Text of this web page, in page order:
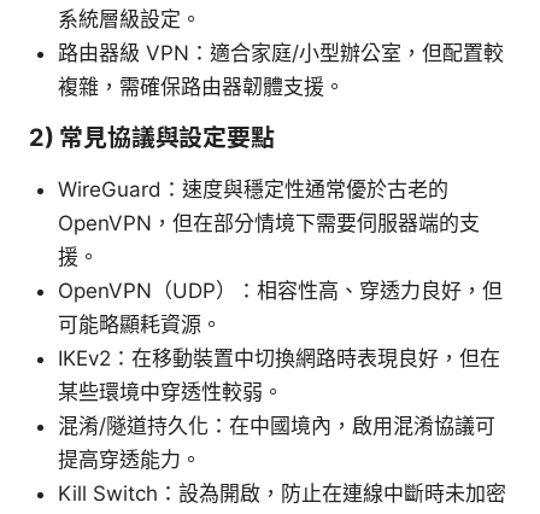
系統層級設定。
路由器級 VPN：適合家庭/小型辦公室，但配置較
複雜，需確保路由器韌體支援。
2) 常見協議與設定要點
WireGuard：速度與穩定性通常優於古老的
OpenVPN，但在部分情境下需要伺服器端的支
援。
OpenVPN（UDP）：相容性高、穿透力良好，但
可能略顯耗資源。
IKEv2：在移動裝置中切換網路時表現良好，但在
某些環境中穿透性較弱。
混淆/隧道持久化：在中國境內，啟用混淆協議可
提高穿透能力。
Kill Switch：設為開啟，防止在連線中斷時未加密